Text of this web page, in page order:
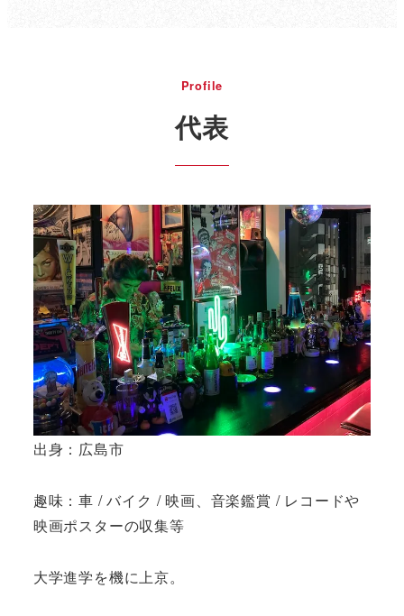
Profile
代表
出身：広島市
趣味：車 / バイク / 映画、音楽鑑賞 / レコードや
映画ポスターの収集等
大学進学を機に上京。